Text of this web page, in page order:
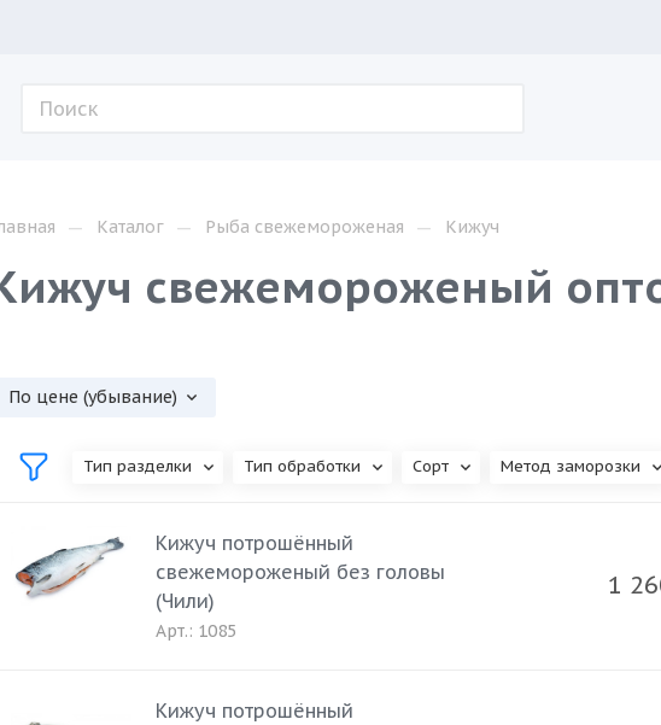
— Каталог — Рыба свежемороженая — Кижуч
свежемороженый
По цене (убывание)
Тип разделки Тип обработки Сорт Метод заморозки
Кижуч потрошённый
свежемороженый без головы
(Чили)
Арт.: 1085
1
Кижуч потрошённый